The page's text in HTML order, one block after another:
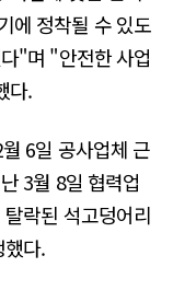
에 정착될 수 있도
"며 "안전한 사업
다.
6일 공사업체 근
3월 8일 협력업
락된 석고덩어리
다.